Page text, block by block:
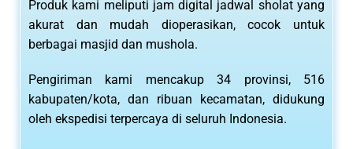
Produk kami meliputi jam digital jadwal sholat yang
akurat dan mudah dioperasikan, cocok untuk
berbagai masjid dan mushola.
Pengiriman kami mencakup 34 provinsi, 516
kabupaten/kota, dan ribuan kecamatan, didukung
oleh ekspedisi terpercaya di seluruh Indonesia.